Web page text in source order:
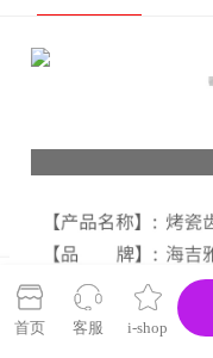
首页 客服 i-shop